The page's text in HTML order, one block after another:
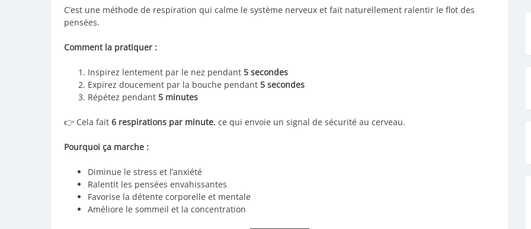
C’est une méthode de respiration qui calme le système nerveux et fait naturellement ralentir le flot des
pensées.
Comment la pratiquer :
Inspirez lentement par le nez pendant 5 secondes
Expirez doucement par la bouche pendant 5 secondes
Répétez pendant 5 minutes
👉 Cela fait 6 respirations par minute, ce qui envoie un signal de sécurité au cerveau.
Pourquoi ça marche :
Diminue le stress et l’anxiété
Ralentit les pensées envahissantes
Favorise la détente corporelle et mentale
Améliore le sommeil et la concentration